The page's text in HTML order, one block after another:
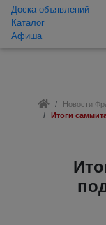
Доска объявлений
Каталог
Афиша
Новости
Итоги